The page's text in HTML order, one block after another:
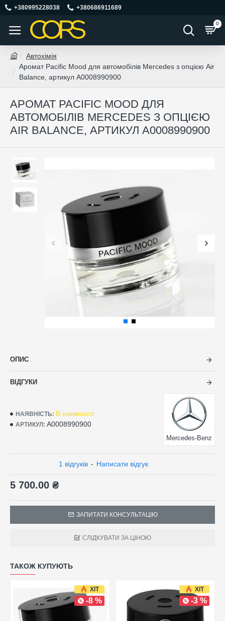
+380995228038 +380686911689
0
Автохімія
Аромат Pacific Mood для автомобілів Mercedes з опцією Air
Balance, артикул A0008990900
АРОМАТ PACIFIC MOOD ДЛЯ
АВТОМОБІЛІВ MERCEDES З ОПЦІЄЮ
AIR BALANCE, АРТИКУЛ A0008990900
ОПИС
ВІДГУКИ
НАЯВНІСТЬ: В наявності
АРТИКУЛ: A0008990900
Mercedes-Benz
1 відгуків - Написати відгук
5 700.00 ₴
ЗАПИТАТИ КОНСУЛЬТАЦІЮ
СЛІДКУВАТИ ЗА ЦІНОЮ
ТАКОЖ КУПУЮТЬ
ХІТ
-8 %
ХІТ
-3 %